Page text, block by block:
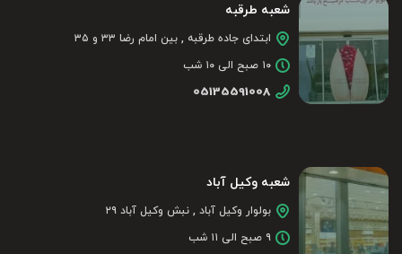
شعبه طرقبه
ابتدای جاده طرقبه , بین امام رضا ۳۳ و ۳۵
۱۰ صبح الی ۱۰ شب
05135591008
شعبه وکیل آباد
بولوار وکیل آباد , نبش وکیل آباد ۲۹
۹ صبح الی ۱۱ شب